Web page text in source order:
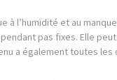
à l’humidité et au
pas fixes. Elle
a également toutes les